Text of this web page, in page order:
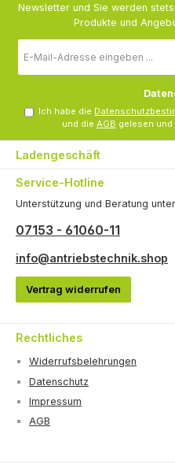
Newsletter und Sie werden
Produkte und
Mail-
Adresse
Ich habe die
und die AGB gelesen und
Ladengeschäft
Service-Hotline
Unterstützung und Beratung
07153 - 61060-11
info@antriebstechnik.shop
Vertrag widerrufen
Rechtliches
Widerrufsbelehrungen
Datenschutz
Impressum
AGB